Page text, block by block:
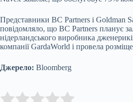
Представники BC Partners і Goldman
повідомляло, що BC Partners планує
нідерландського виробника
компанії GardaWorld і провела
Джерело: Bloomberg
Rate this item: